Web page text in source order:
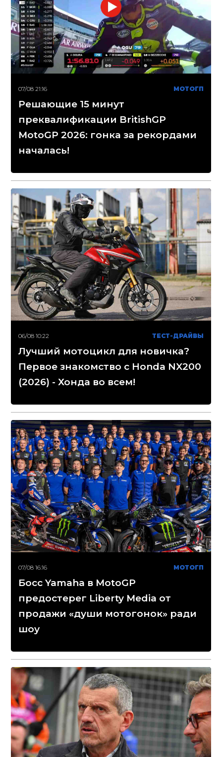
07/08 21:16 МОТОГП
Решающие 15 минут
преквалификации BritishGP
MotoGP 2026: гонка за рекордами
началась!
06/08 10:22 ТЕСТ-ДРАЙВЫ
Лучший мотоцикл для новичка?
Первое знакомство с Honda NX200
(2026) - Хонда во всем!
07/08 16:16 МОТОГП
Босс Yamaha в MotoGP
предостерег Liberty Media от
продажи «души мотогонок» ради
шоу